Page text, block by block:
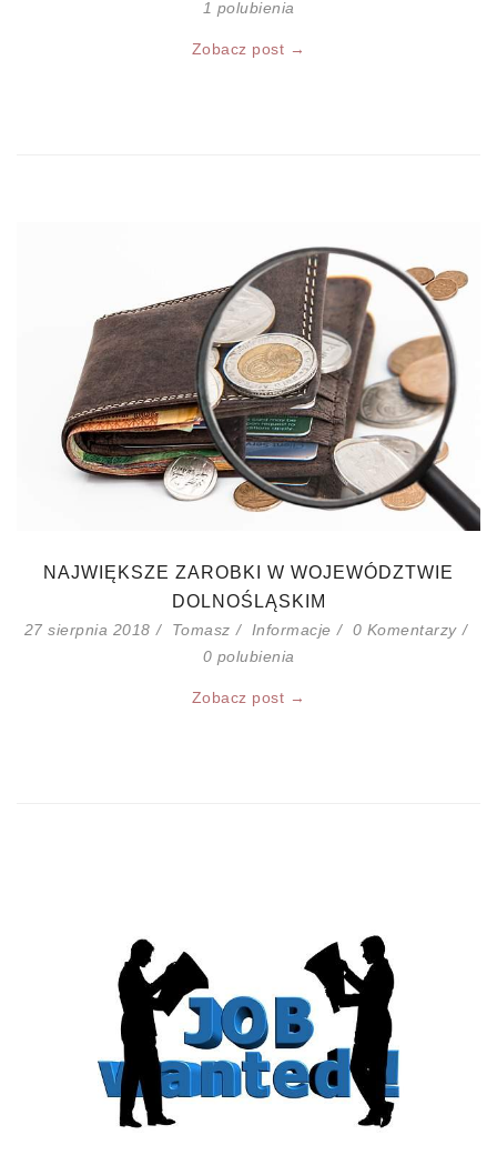
1 polubienia
Zobacz post →
NAJWIĘKSZE ZAROBKI W WOJEWÓDZTWIE
DOLNOŚLĄSKIM
27 sierpnia 2018 Tomasz Informacje
0 Komentarzy
0 polubienia
Zobacz post →